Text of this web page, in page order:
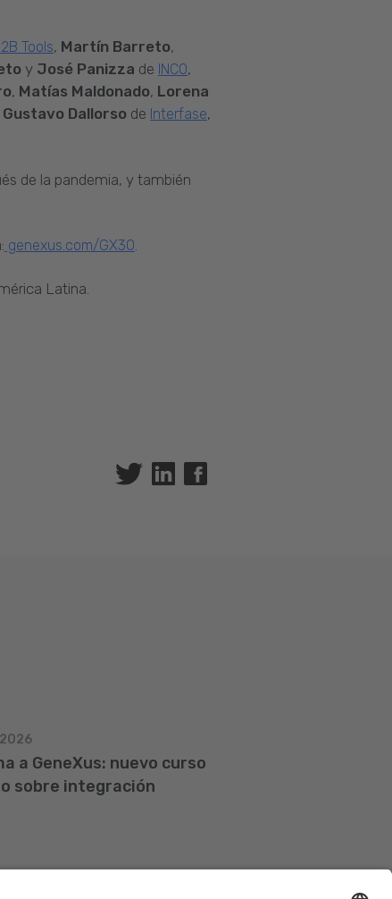
Tools, Martín Barreto,
y José Panizza de INCO,
, Matías Maldonado, Lorena
Gustavo Dallorso de Interfase,
de la pandemia, y también
genexus.com/GX30.
Latina.
Twitter Linkedin
a GeneXus: nuevo curso
sobre integración